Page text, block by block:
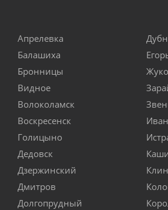
Апрелевка
Балашиха
Бронницы
Видное
Волоколамск
Воскресенск
Голицыно
Дедовск
Дзержинский
Дмитров
Долгопрудный
Клин